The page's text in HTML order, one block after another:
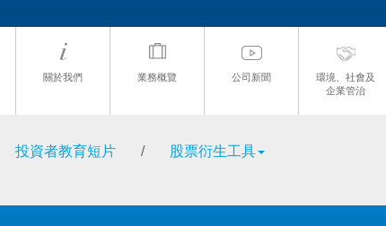
關於我們 業務概覽 公司新聞
環境、社會及
企業管治
投資者教育短片 / 股票衍生工具